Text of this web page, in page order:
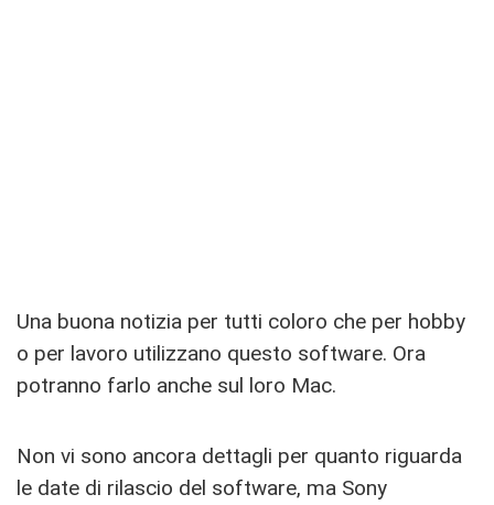
Una buona notizia per tutti coloro che per hobby
o per lavoro utilizzano questo software. Ora
potranno farlo anche sul loro Mac.
Non vi sono ancora dettagli per quanto riguarda
le date di rilascio del software, ma Sony